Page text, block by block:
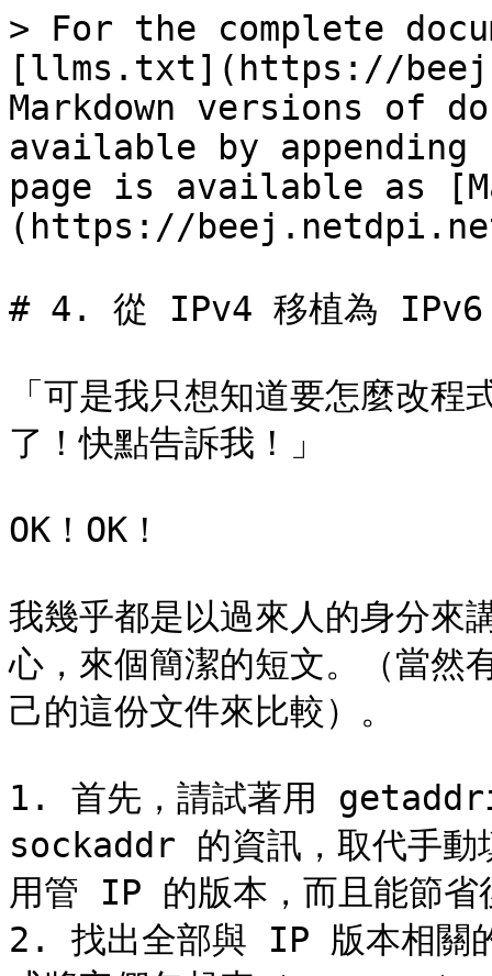
> For the complete
[llms.txt](https://
Markdown versions of
available by
page is available as
(https://
# 4. 從 IPv4 移植為 IPv6
「可是我只想知道要怎麼改
了！快點告訴我！」
OK！OK！
我幾乎都是以過來人的身分來
心，來個簡潔的短文。（當然
己的這份文件來比較）。
1. 首先，請試著用
sockaddr 的資訊，取代手動
用管 IP 的版本，而且能節省
2. 找出全部與 IP 版本相關